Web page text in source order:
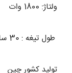
ولتاژ: 1800 وات
طول تیغه : 30 سانتیمتر
تولید کشور چین